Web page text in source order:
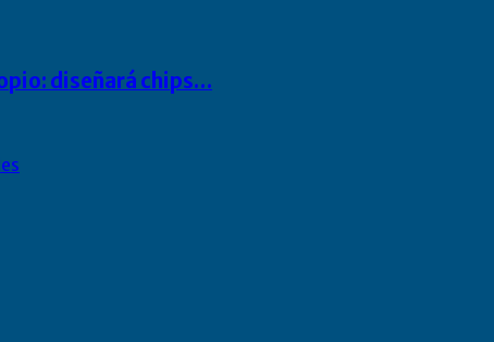
diseñará chips…